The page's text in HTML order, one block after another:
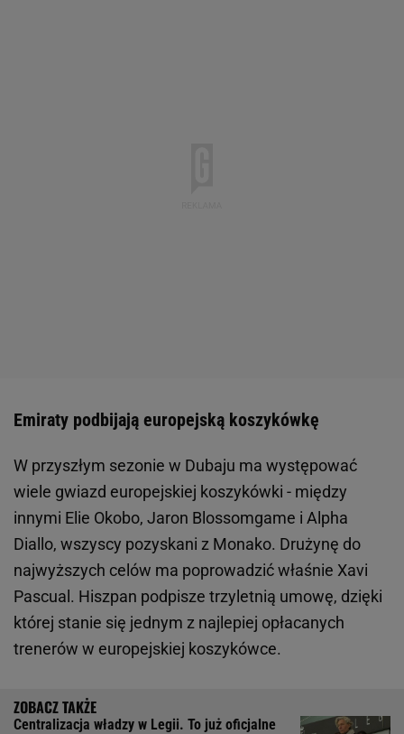
Emiraty podbijają europejską koszykówkę
W przyszłym sezonie w Dubaju ma występować
wiele gwiazd europejskiej koszykówki - między
innymi Elie Okobo, Jaron Blossomgame i Alpha
Diallo, wszyscy pozyskani z Monako. Drużynę do
najwyższych celów ma poprowadzić właśnie Xavi
Pascual. Hiszpan podpisze trzyletnią umowę, dzięki
której stanie się jednym z najlepiej opłacanych
trenerów w europejskiej koszykówce.
Centralizacja władzy w Legii. To już oficjalne